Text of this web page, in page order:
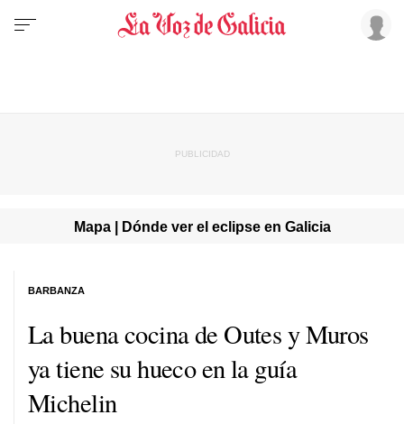
Mapa | Dónde ver el eclipse en Galicia
La buena cocina de Outes y Muros
ya tiene su hueco en la guía
Michelin
BARBANZA